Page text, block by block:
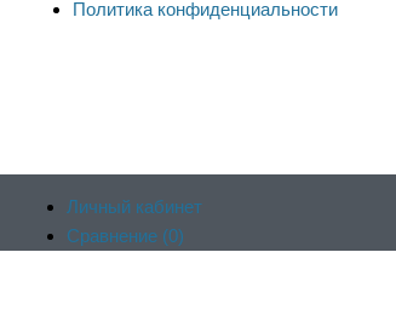
Политика конфиденциальности
Личный кабинет
Сравнение (0)